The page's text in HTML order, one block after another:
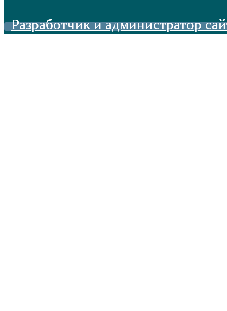
Разработчик и администратор